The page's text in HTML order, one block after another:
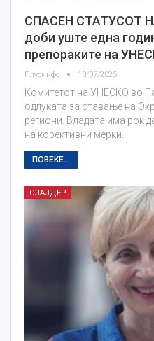
СПАСЕН СТАТУСОТ
доби уште една
препораките на
Плусинфо 10/07/2025
Комитетот на УНЕСКО во
одлуката за ставање на
региони. Владата има рок
на корективни мерки.
ПОВЕЌЕ...
СЛАЈДЕР